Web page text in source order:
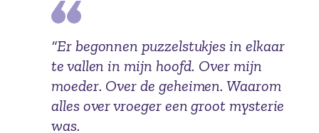
“Er begonnen puzzelstukjes in elkaar
te vallen in mijn hoofd. Over mijn
moeder. Over de geheimen. Waarom
alles over vroeger een groot mysterie
was.